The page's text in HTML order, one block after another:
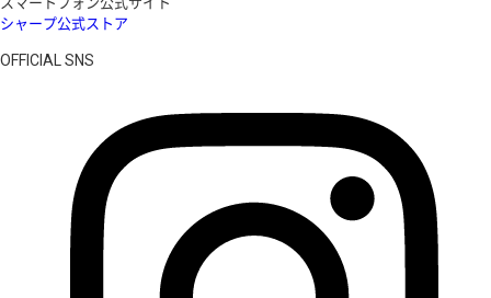
シャープ公式ストア
OFFICIAL SNS